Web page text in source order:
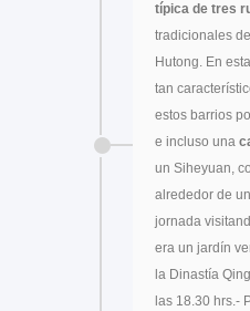
típica de tres
tradicionales
Hutong. En
tan
estos barrios
e incluso una
un Siheyuan,
alrededor de
jornada
era un jardín
la Dinastía
las 18.30 hrs.-